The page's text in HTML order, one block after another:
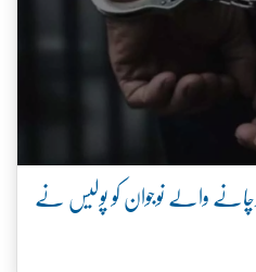
والے نوجوان کو پولیس نے